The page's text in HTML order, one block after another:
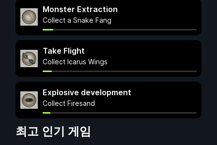
Monster Extraction
Collect a Snake Fang
Take Flight
Collect Icarus Wings
Explosive development
Collect Firesand
최고 인기 게임